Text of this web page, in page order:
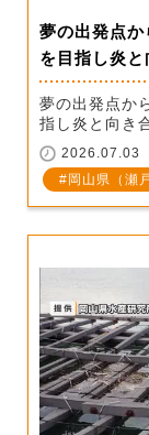
夢の出発点
を目指し炎と
夢の出発点か
指し炎と向き
2026.07.03
岡山県（瀬